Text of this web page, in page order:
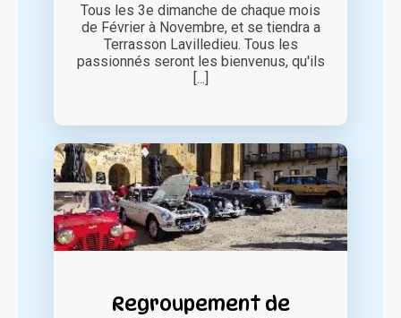
Tous les 3e dimanche de chaque mois
de Février à Novembre, et se tiendra a
Terrasson Lavilledieu. Tous les
passionnés seront les bienvenus, qu'ils
[...]
Regroupement de